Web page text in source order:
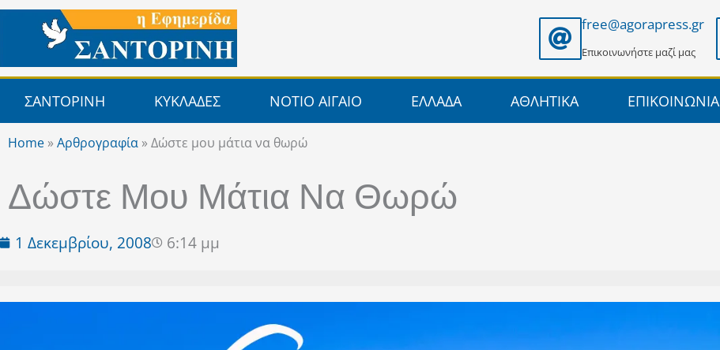
Μετάβαση
περιεχόμενο
free@agorapress.gr
Επικοινωνήστε μαζί μας
ΣΑΝΤΟΡΙΝΗ ΚΥΚΛΑΔΕΣ ΝΟΤΙΟ ΑΙΓΑΙΟ ΕΛΛΑΔΑ ΑΘΛΗΤΙΚΑ ΕΠΙΚΟΙΝΩΝΙΑ
Home »Αρθρογραφία »Δώστε μου μάτια να θωρώ
Δώστε Μου Μάτια Να Θωρώ
1 Δεκεμβρίου, 2008 6:14 μμ